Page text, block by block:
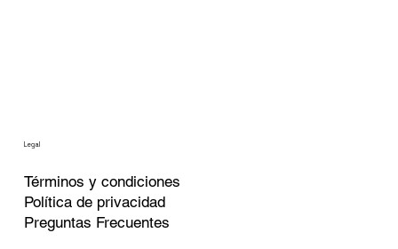
Legal
Términos y condiciones
Política de privacidad
Preguntas Frecuentes